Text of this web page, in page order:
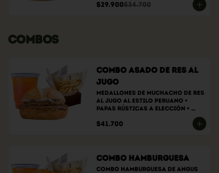
$29.900$34.700
COMBOS
Combo Asado de Res al
Jugo
Medallones de muchacho de res
al jugo al estilo peruano +
papas rústicas a elección +
$41.700
Combo Hamburguesa
Combo hamburguesa de angus